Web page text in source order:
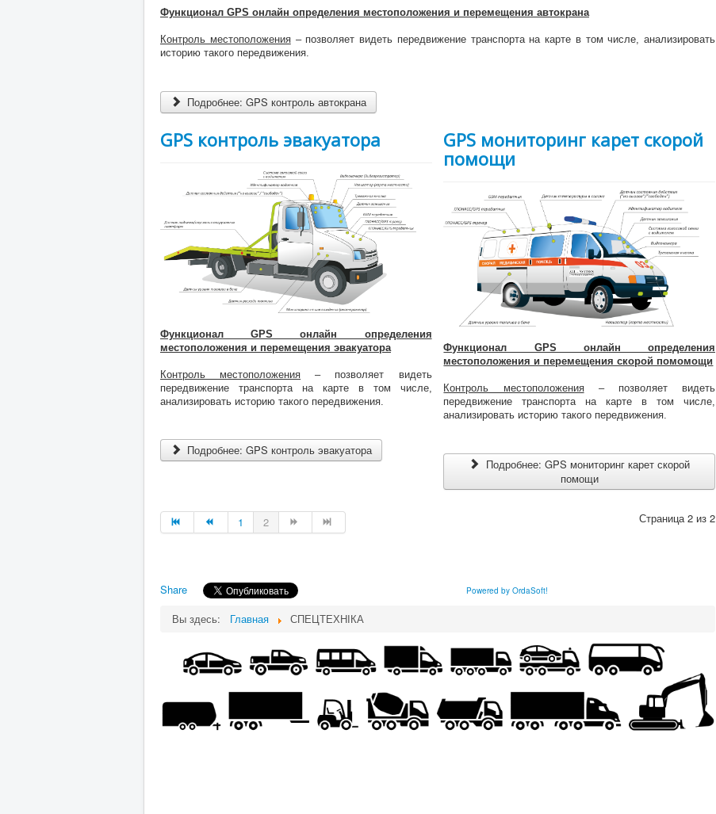
Функционал GPS онлайн определения местоположения и перемещения автокрана
Контроль местоположения– позволяет видеть передвижение транспорта на карте в том числе, анализировать
историю такого передвижения.
Подробнее: GPS контроль автокрана
GPS контроль эвакуатора
Функционал GPS онлайн определения
местоположения и перемещения эвакуатора
Контроль местоположения – позволяет видеть
передвижение транспорта на карте в том числе,
анализировать историю такого передвижения.
Подробнее: GPS контроль эвакуатора
GPS мониторинг карет скорой
помощи
Функционал GPS онлайн определения
местоположения и перемещения скорой помомощи
Контроль местоположения– позволяет видеть
передвижение транспорта на карте в том числе,
анализировать историю такого передвижения.
Подробнее: GPS мониторинг карет скорой
помощи
Страница 2 из 2
1 2
Share Powered by OrdaSoft!
Вы здесь: Главная СПЕЦТЕХНІКА